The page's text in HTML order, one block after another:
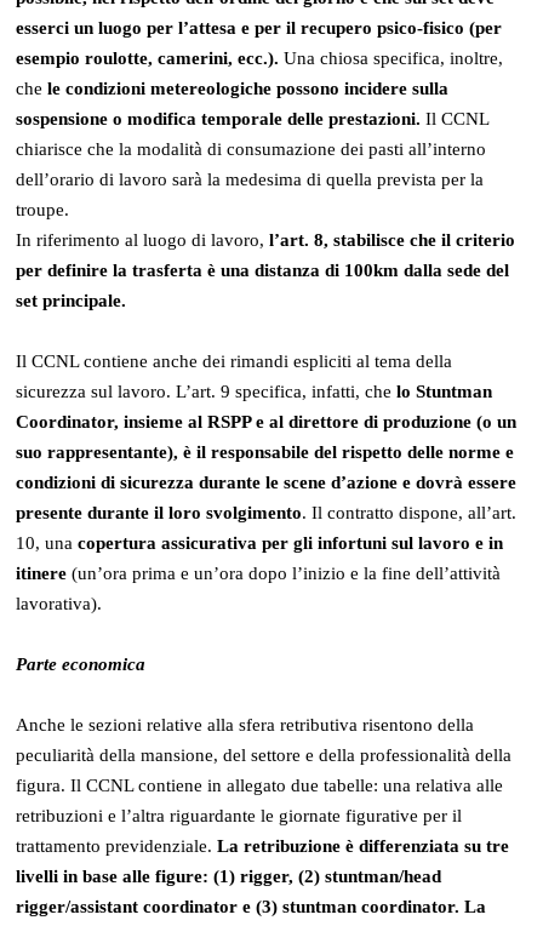
esserci un luogo per l’attesa e per il recupero psico-fisico (per
esempio roulotte, camerini, ecc.).Una chiosa specifica, inoltre,
chele condizioni metereologiche possono incidere sulla
sospensione o modifica temporale delle prestazioni.Il CCNL
chiarisce che la modalità di consumazione dei pasti all’interno
dell’orario di lavoro sarà la medesima di quella prevista per la
troupe.
In riferimento al luogo di lavoro,l’art. 8, stabilisce che il criterio
per definire la trasferta è una distanza di 100km dalla sede del
set principale.
Il CCNL contiene anche dei rimandi espliciti al tema della
sicurezza sul lavoro. L’art. 9 specifica, infatti, chelo Stuntman
Coordinator, insieme al RSPP e al direttore di produzione (o un
suo rappresentante), è il responsabile del rispetto delle norme e
condizioni di sicurezza durante le scene d’azione e dovrà essere
presente durante il loro svolgimento. Il contratto dispone, all’art.
10, unacopertura assicurativa per gli infortuni sul lavoro e in
itinere (un’ora prima e un’ora dopo l’inizio e la fine dell’attività
lavorativa).
Parte economica
Anche le sezioni relative alla sfera retributiva risentono della
peculiarità della mansione, del settore e della professionalità della
figura. Il CCNL contiene in allegato due tabelle: una relativa alle
retribuzioni e l’altra riguardante le giornate figurative per il
trattamento previdenziale.La retribuzione è differenziata su tre
livelli in base alle figure: (1) rigger, (2) stuntman/head
rigger/assistant coordinator e (3) stuntman coordinator. La